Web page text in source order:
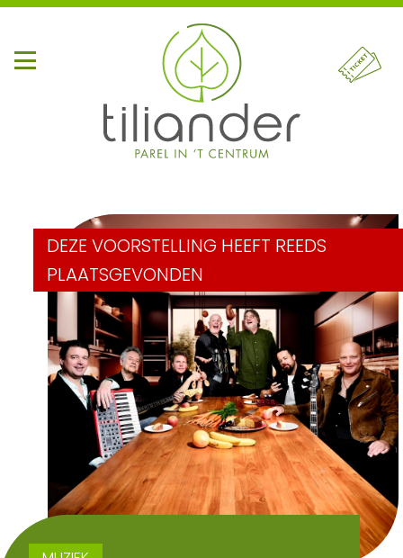
DEZE VOORSTELLING HEEFT REEDS
PLAATSGEVONDEN